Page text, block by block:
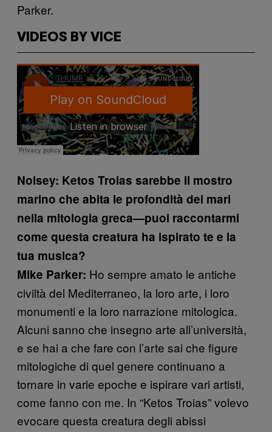
Parker.
VIDEOS BY VICE
Noisey: Ketos Troias sarebbe il mostro
marino che abita le profondità dei mari
nella mitologia greca—puoi raccontarmi
come questa creatura ha ispirato te e la
tua musica?
Mike Parker: Ho sempre amato le antiche
civiltà del Mediterraneo, la loro arte, i loro
monumenti e la loro narrazione mitologica.
Alcuni sanno che insegno arte all’università,
e se hai a che fare con l’arte sai che figure
mitologiche di quel genere continuano a
tornare in varie epoche e ispirare vari artisti,
come fanno con me. In “Ketos Troias” volevo
evocare questa creatura degli abissi